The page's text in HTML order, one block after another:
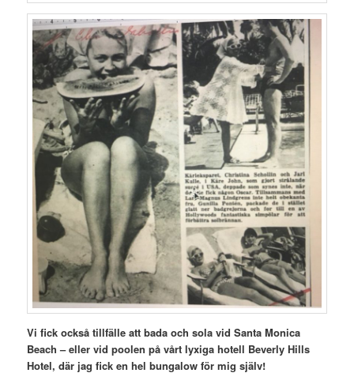
Vi fick också tillfälle att bada och sola vid Santa Monica
Beach – eller vid poolen på vårt lyxiga hotell Beverly Hills
Hotel, där jag fick en hel bungalow för mig själv!